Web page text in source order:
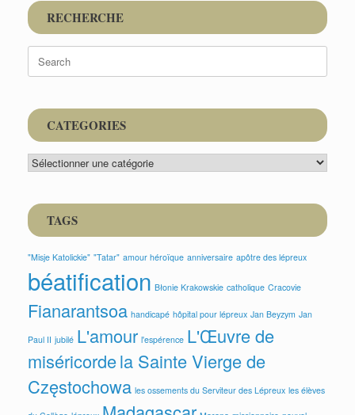
RECHERCHE
Search
for:
CATEGORIES
CATEGORIES
TAGS
"Misje Katolickie" "Tatar" amour héroïque anniversaire apôtre des lépreux
béatification Błonie Krakowskie catholique Cracovie
Fianarantsoa handicapé hôpital pour lépreux Jan Beyzym Jan
Paul II jubilé L'amour l'espérence L'Œuvre de
miséricordela Sainte Vierge de
Częstochowa les ossements du Serviteur des Lépreux les élèves